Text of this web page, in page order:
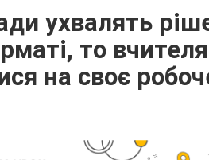
ухвалять
то
на своє